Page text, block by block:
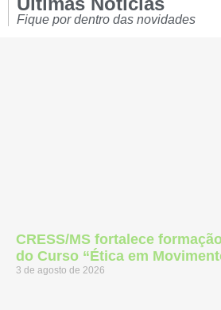
Fique por dentro das novidades
CRESS/MS fortalece
do Curso “Ética em
3 de agosto de 2026